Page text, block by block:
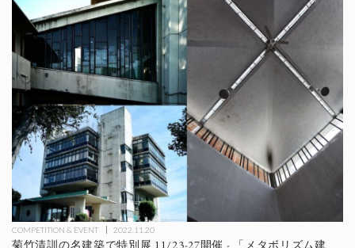
COMPETITION & EVENT 2022.11.20
菊竹清訓の名建築で特別展 11/23-27開催 - 「メタボリズム建